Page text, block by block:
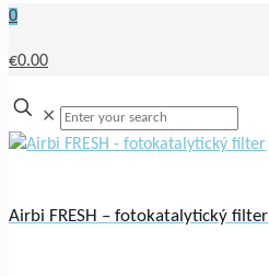
0
€0.00
✕
Airbi FRESH – fotokatalytický filter